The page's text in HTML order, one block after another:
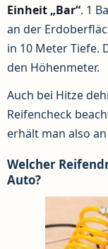
Einheit „Bar“. 1
an der
in 10 Meter Tiefe.
den Höhenmeter.
Auch bei Hitze
Reifencheck
erhält man also
Welcher
Auto?